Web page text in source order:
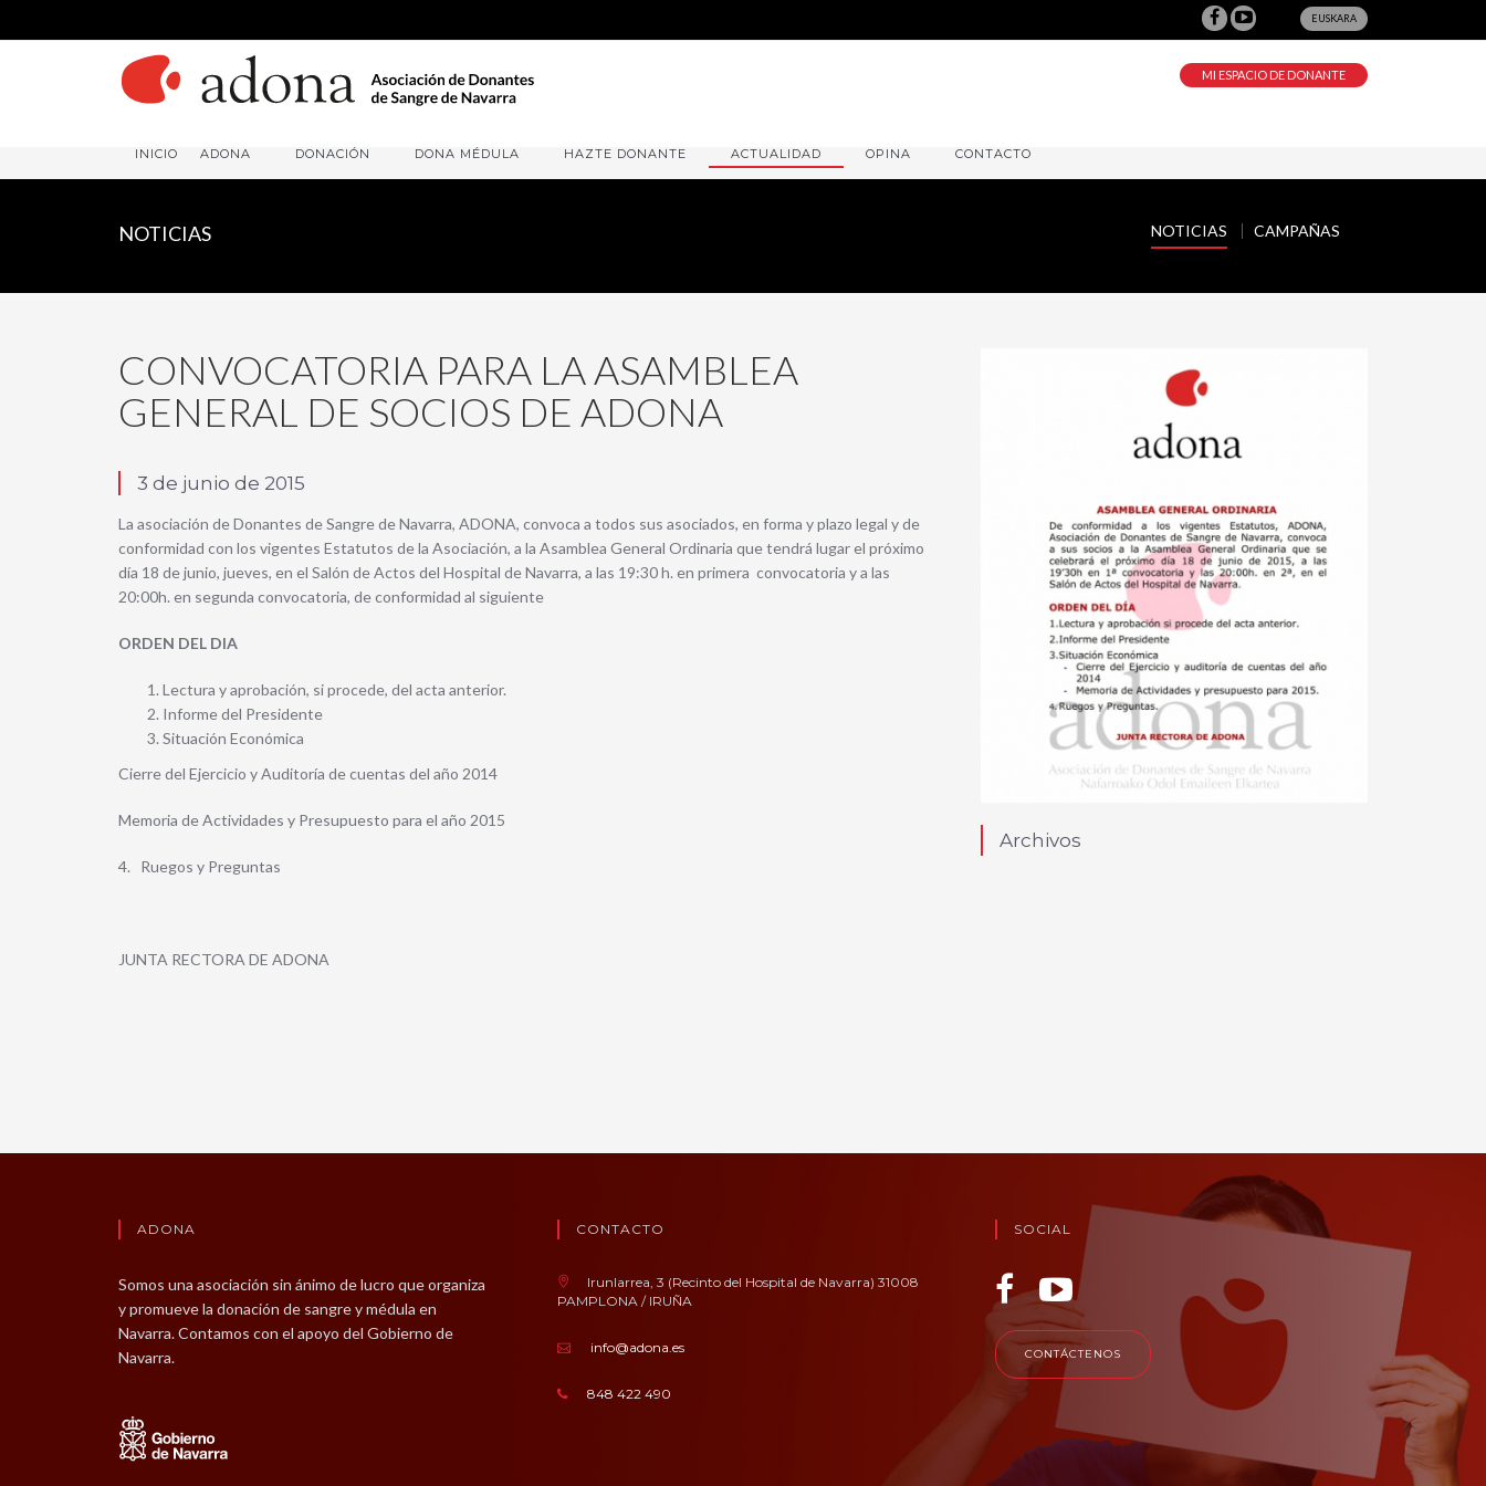
EUSKARA
MI ESPACIO DE DONANTE
INICIO ADONA DONACIÓN DONA MÉDULA HAZTE DONANTE ACTUALIDAD OPINA CONTACTO
NOTICIAS NOTICIAS CAMPAÑAS
Archivos
CONVOCATORIA PARA LA ASAMBLEA
GENERAL DE SOCIOS DE ADONA
3 de junio de 2015
La asociación de Donantes de Sangre de Navarra, ADONA, convoca a todos sus asociados, en forma y plazo legal y de
conformidad con los vigentes Estatutos de la Asociación, a la Asamblea General Ordinaria que tendrá lugar el próximo
día 18 de junio, jueves, en el Salón de Actos del Hospital de Navarra, a las 19:30 h. en primera convocatoria y a las
20:00h. en segunda convocatoria, de conformidad al siguiente
ORDEN DEL DIA
Lectura y aprobación, si procede, del acta anterior.
Informe del Presidente
Situación Económica
Cierre del Ejercicio y Auditoría de cuentas del año 2014
Memoria de Actividades y Presupuesto para el año 2015
4. Ruegos y Preguntas
JUNTA RECTORA DE ADONA
ADONA
Somos una asociación sin ánimo de lucro que organiza
y promueve la donación de sangre y médula en
Navarra. Contamos con el apoyo del Gobierno de
Navarra.
CONTACTO
Irunlarrea, 3 (Recinto del Hospital de Navarra) 31008
PAMPLONA / IRUÑA
info@adona.es
848 422 490
SOCIAL
CONTÁCTENOS